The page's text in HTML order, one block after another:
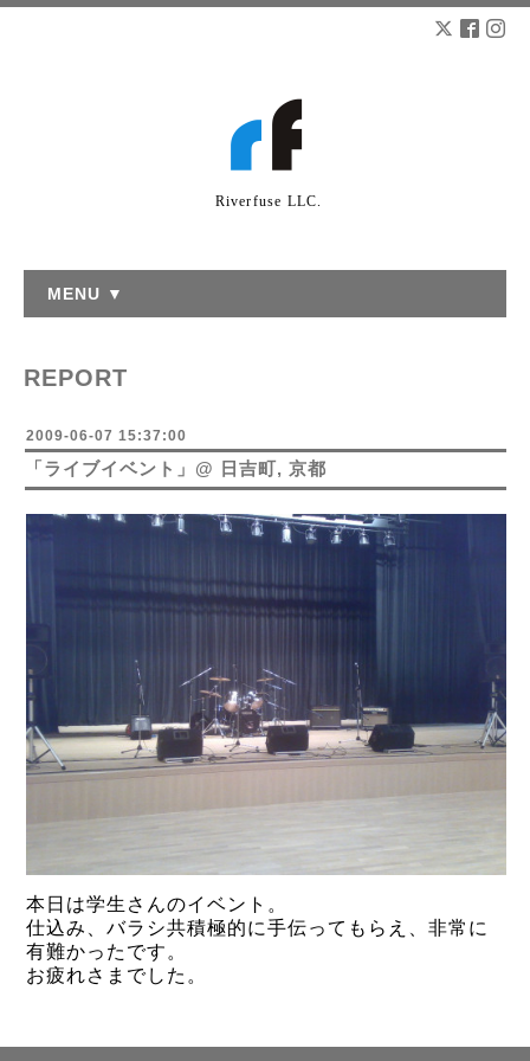
Riverfuse LLC.
MENU ▼
REPORT
2009-06-07 15:37:00
「ライブイベント」@ 日吉町, 京都
本日は学生さんのイベント。
仕込み、バラシ共積極的に手伝ってもらえ、非常に
有難かったです。
お疲れさまでした。